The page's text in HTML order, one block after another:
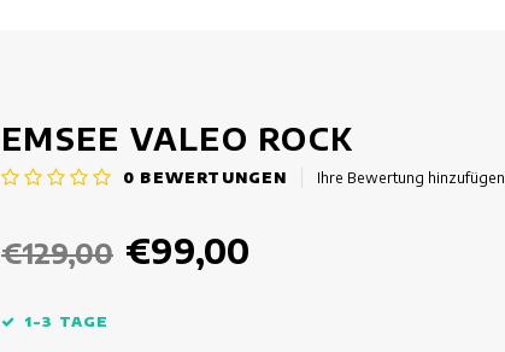
EMSEE VALEO ROCK
0 BEWERTUNGEN Ihre Bewertung hinzufügen
€129,00 €99,00
1-3 TAGE